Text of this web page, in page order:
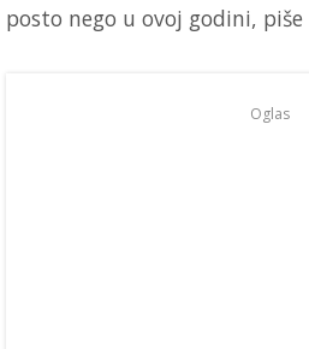
posto nego u ovoj godini, piše
Oglas